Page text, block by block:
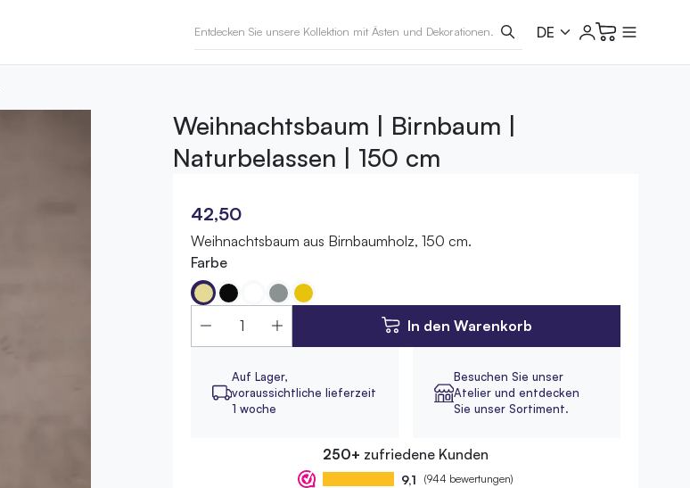
Weihnachtsbaum | Birnbaum |
Naturbelassen | 150 cm
42,50
Weihnachtsbaum aus Birnbaumholz, 150 cm.
Farbe
In den Warenkorb
Auf Lager,
voraussichtliche lieferzeit
1 woche
Besuchen Sie unser
Atelier und entdecken
Sie unser Sortiment.
250+ zufriedene Kunden
9,1 (944 bewertungen)